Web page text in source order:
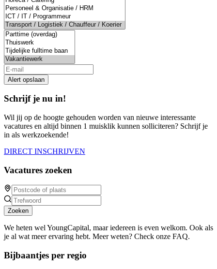
Alert opslaan
Schrijf je nu in!
Wil jij op de hoogte gehouden worden van nieuwe interessante
vacatures en altijd binnen 1 muisklik kunnen solliciteren? Schrijf je
in als werkzoekende!
DIRECT INSCHRIJVEN
Vacatures zoeken
Zoeken
We heten wel YoungCapital, maar iedereen is even welkom. Ook als
je al wat meer ervaring hebt. Meer weten? Check onze FAQ.
Bijbaantjes per regio